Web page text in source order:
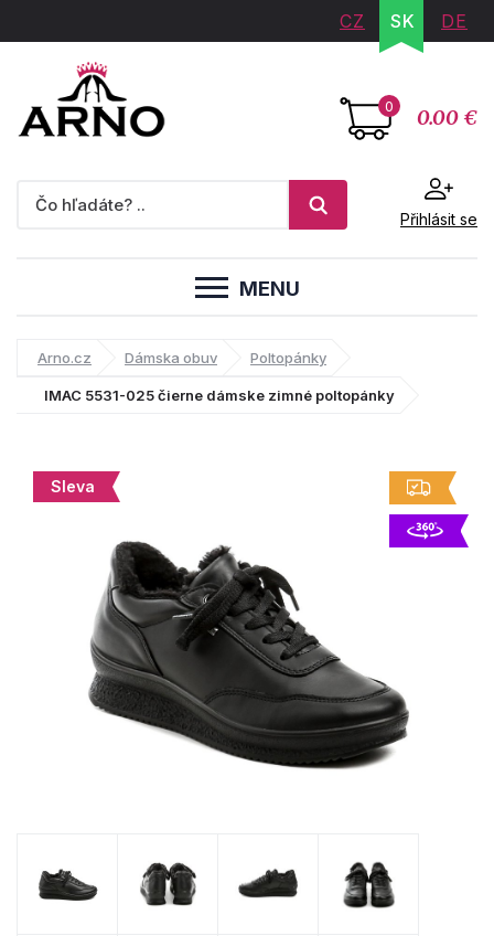
CZ SK DE
0 0.00 €
Přihlásit se
MENU
Arno.cz Dámska obuv Poltopánky
IMAC 5531-025 čierne dámske zimné poltopánky
Sleva